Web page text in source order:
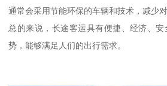
通常会采用节能环保的车辆和技术，减少对
总的来说，长途客运具有便捷、经济、
势，能够满足人们的出行需求。